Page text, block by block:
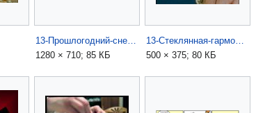
1280 × 710; 85 КБ
500 × 375; 80 КБ